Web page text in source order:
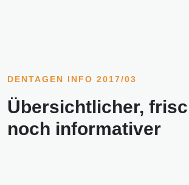
DENTAGEN INFO 2017/03
Übersichtlicher,
noch informativer